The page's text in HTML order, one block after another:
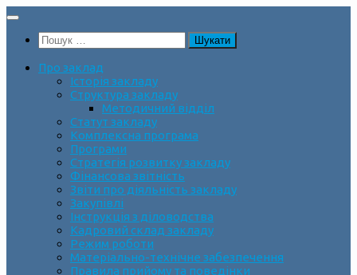
Skip
contentПошук:
Про заклад
Історія закладу
Структура закладу
Методичний відділ
Статут закладу
Комплексна програма
Програми
Стратегія розвитку закладу
Фінансова звітність
Звіти про діяльність закладу
Закупівлі
Інструкція з діловодства
Кадровий склад закладу
Режим роботи
Матеріально-технічне забезпечення
Правила прийому та поведінки